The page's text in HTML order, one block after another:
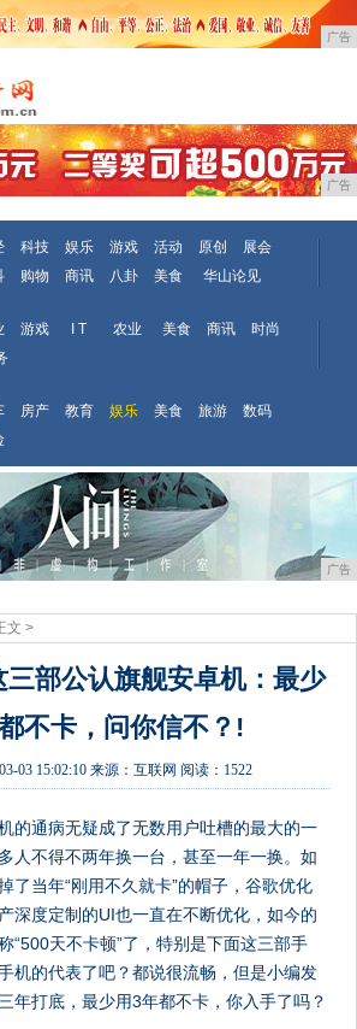
广告
广告
科技 娱乐 游戏 活动 原创
展会
购物 商讯 八卦 美食 华山论见
游戏 I T 农业 美食 商讯
时尚
房产 教育 娱乐 美食 旅游
数码
广告
文 >
三部公认旗舰安卓机：最少
不卡，问你信不？!
03 15:02:10 来源：互联网 阅读：1522
的通病无疑成了无数用户吐槽的最大的一
人不得不两年换一台，甚至一年一换。如
了当年“刚用不久就卡”的帽子，谷歌优化
深度定制的UI也一直在不断优化，如今的
“500天不卡顿”了，特别是下面这三部手
机的代表了吧？都说很流畅，但是小编发
年打底，最少用3年都不卡，你入手了吗？